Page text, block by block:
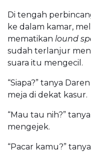
Di tengah
ke dalam kamar,
mematikan lound
sudah terlanjur
suara itu mengecil.
“Siapa?” tanya
meja di dekat kasur.
“Mau tau nih?”
mengejek.
“Pacar kamu?”